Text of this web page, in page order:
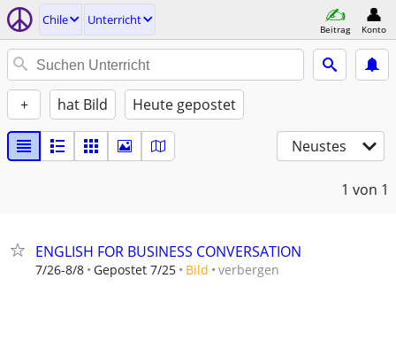
Chile Unterricht
Beitrag Konto
+ hat Bild Heute gepostet
Neustes
1 von 1
ENGLISH FOR BUSINESS CONVERSATION
7/26-8/8 Gepostet 7/25 Bild verbergen